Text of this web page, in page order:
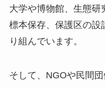
大学や博物館、生態研
標本保存、保護区の設
り組んでいます。
そして、NGOや民間団